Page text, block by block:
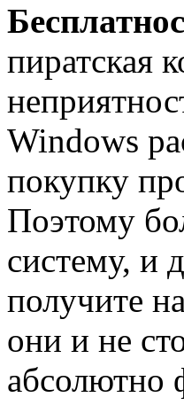
пиратская
Windows
покупку
Поэтому
систему, и
получите
они и не
абсолютно